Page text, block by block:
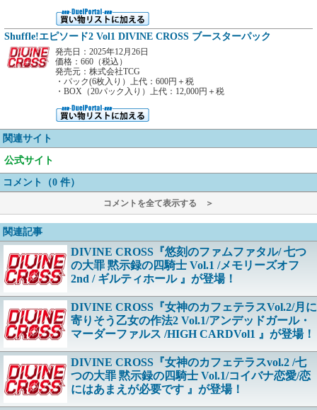
Shuffle!エピソード2 Vol1 DIVINE CROSS ブースターパック
発売日：2025年12月26日
価格：660（税込）
発売元：株式会社TCG
・パック(6枚入り）上代：600円＋税
・BOX（20パック入り）上代：12,000円＋税
関連サイト
公式サイト
コメント（0 件）
コメントを全て表示する ＞
関連記事
DIVINE CROSS『悠刻のファムファタル/ 七つ
の大罪 黙示録の四騎士 Vol.1 /メモリーズオフ
2nd / ギルティホール 』が登場！
DIVINE CROSS『女神のカフェテラスVol.2/月に
寄りそう乙女の作法2 Vol.1/アンデッドガール・
マーダーファルス /HIGH CARDVol1 』が登場！
DIVINE CROSS『女神のカフェテラスvol.2 /七
つの大罪 黙示録の四騎士 Vol.1/コイバナ恋愛/恋
にはあまえが必要です 』が登場！